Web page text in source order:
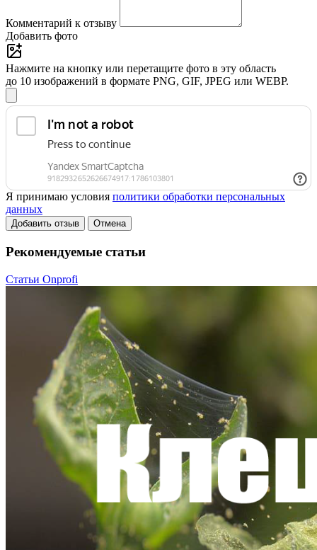
Комментарий к отзыву
Добавить фото
Нажмите на кнопку или перетащите фото в эту область
до 10 изображений в формате PNG, GIF, JPEG или WEBP.
Я принимаю условия политики обработки персональных
данных
Добавить отзыв Отмена
Рекомендуемые статьи
Статьи Onprofi